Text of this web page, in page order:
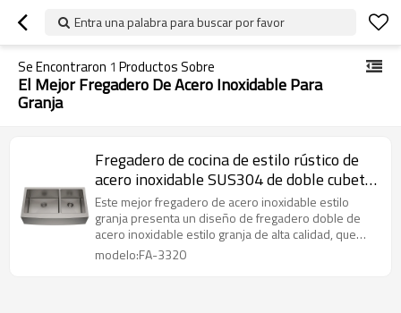
Entra una palabra para buscar por favor
Se Encontraron 1 Productos Sobre
El Mejor Fregadero De Acero Inoxidable Para
Granja
Fregadero de cocina de estilo rústico de
acero inoxidable SUS304 de doble cubeta,
calibre 16
Este mejor fregadero de acero inoxidable estilo
granja presenta un diseño de fregadero doble de
acero inoxidable estilo granja de alta calidad, que
combina estética con practicidad, lo que lo convierte
modelo:FA-3320